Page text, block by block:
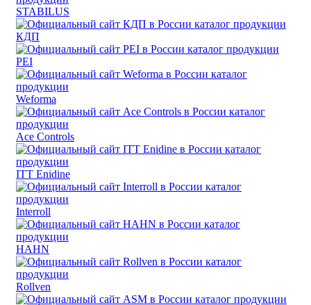
STABILUS
КДП
PEI
Weforma
Ace Controls
ITT Enidine
Interroll
HAHN
Rollven